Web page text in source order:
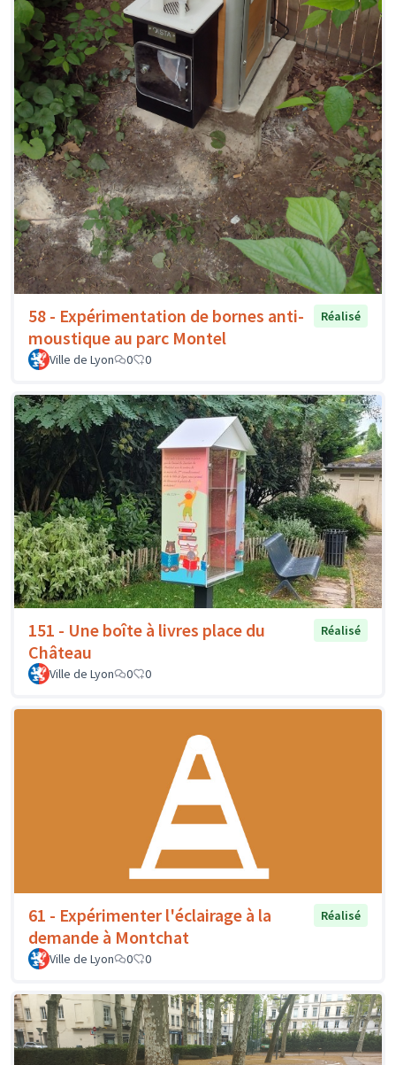
58 - Expérimentation de bornes anti-
moustique au parc Montel
Réalisé
Ville de Lyon 0 0
151 - Une boîte à livres place du
Château
Réalisé
Ville de Lyon 0 0
61 - Expérimenter l'éclairage à la
demande à Montchat
Réalisé
Ville de Lyon 0 0